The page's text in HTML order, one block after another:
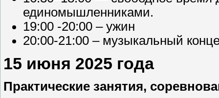
единомышленниками.
19:00 -20:00 – ужин
20:00-21:00 – музыкальный
15 июня 2025 года
Практические занятия,